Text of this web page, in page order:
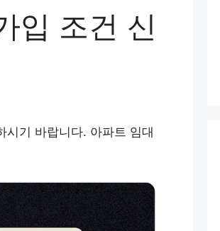
입 조건 신
시기 바랍니다. 아파트 임대